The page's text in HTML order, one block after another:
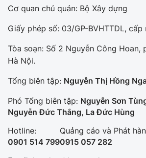
Cơ quan chủ quản: Bộ Xây dựng
Giấy phép số: 03/GP-BVHTTDL,
Tòa soạn: Số 2 Nguyễn Công Hoan,
Hà Nội.
Tổng biên tập: Nguyễn Thị Hồng
Phó Tổng biên tập: Nguyễn Sơn
Nguyễn Đức Thắng, La Đức Hùng
Hotline:
0901 514 799
Quảng cáo và Phát
0915 057 282